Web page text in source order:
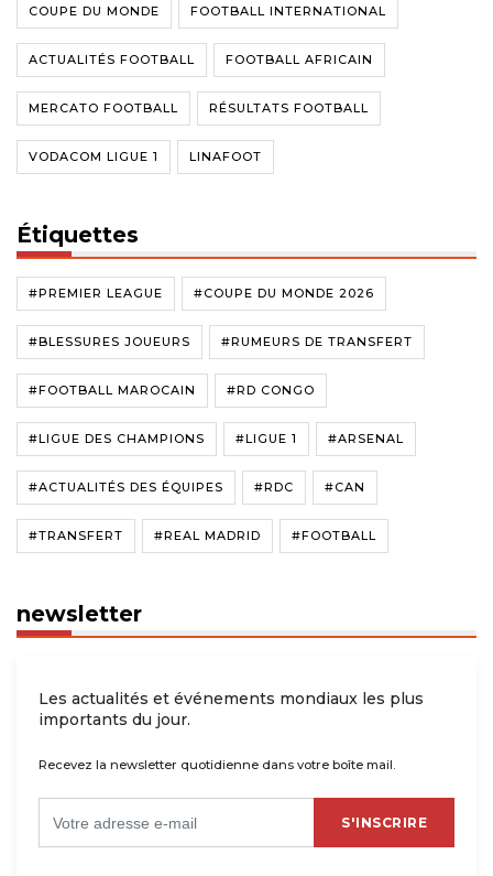
COUPE DU MONDE FOOTBALL INTERNATIONAL
ACTUALITÉS FOOTBALL FOOTBALL AFRICAIN
MERCATO FOOTBALL RÉSULTATS FOOTBALL
VODACOM LIGUE 1 LINAFOOT
Étiquettes
#PREMIER LEAGUE #COUPE DU MONDE 2026
#BLESSURES JOUEURS #RUMEURS DE TRANSFERT
#FOOTBALL MAROCAIN #RD CONGO
#LIGUE DES CHAMPIONS #LIGUE 1 #ARSENAL
#ACTUALITÉS DES ÉQUIPES #RDC #CAN
#TRANSFERT #REAL MADRID #FOOTBALL
newsletter
Les actualités et événements mondiaux les plus
importants du jour.
Recevez la newsletter quotidienne dans votre boîte mail.
S'INSCRIRE